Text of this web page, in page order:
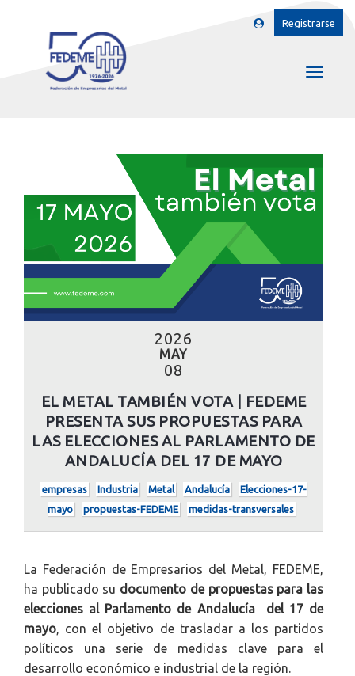
Registrarse
2026
MAY
08
EL METAL TAMBIÉN VOTA | FEDEME
PRESENTA SUS PROPUESTAS PARA
LAS ELECCIONES AL PARLAMENTO DE
ANDALUCÍA DEL 17 DE MAYO
empresas Industria Metal Andalucía
Elecciones-17-
mayo
propuestas-FEDEME medidas-transversales
La Federación de Empresarios del Metal, FEDEME,
ha publicado su documento de propuestas para las
elecciones al Parlamento de Andalucía del 17 de
mayo , con el objetivo de trasladar a los partidos
políticos una serie de medidas clave para el
desarrollo económico e industrial de la región.